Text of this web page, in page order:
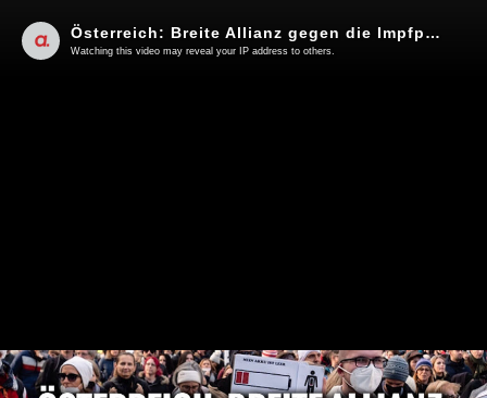
Österreich: Breite Allianz gegen die Impfpflicht | Von Hannes Hofbauer
Watching this video may reveal your IP address to others.